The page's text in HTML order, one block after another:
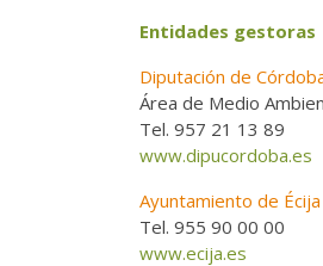
Entidades gestoras
Diputación de
Área de Medio
Tel. 957 21 13 89
www.dipucordoba.es
Ayuntamiento de Écija
Tel. 955 90 00 00
www.ecija.es